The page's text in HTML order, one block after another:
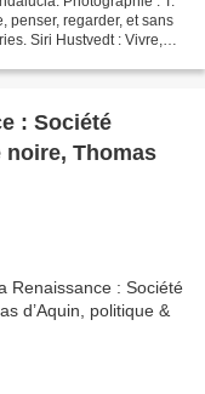
penser, regarder, et sans
Siri Hustvedt : Vivre,
: Société
noire, Thomas